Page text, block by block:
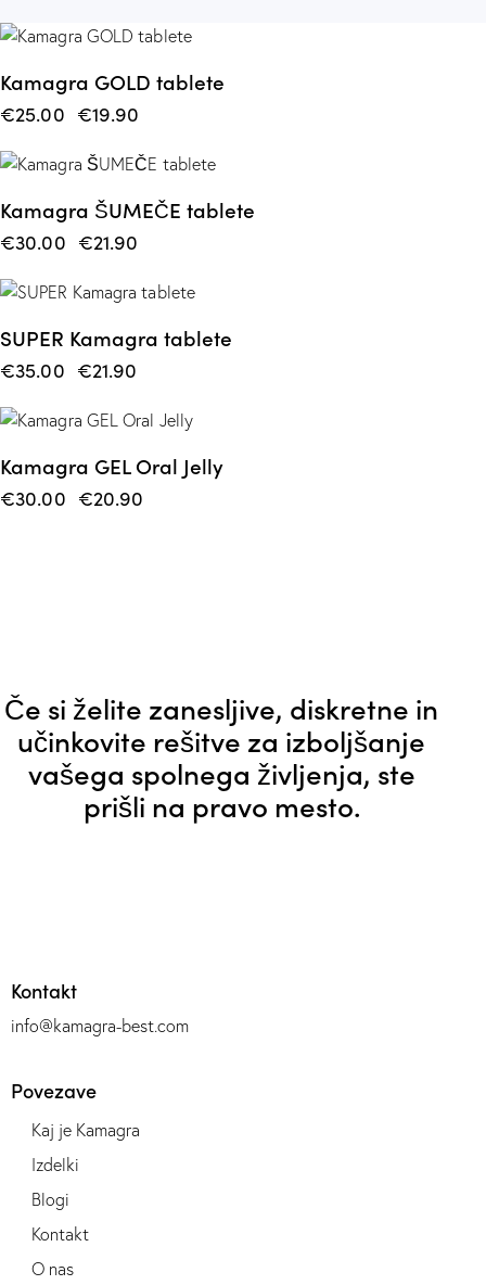
Kamagra GOLD tablete
€25.00 €19.90
Kamagra ŠUMEČE tablete
€30.00 €21.90
SUPER Kamagra tablete
€35.00 €21.90
Kamagra GEL Oral Jelly
€30.00 €20.90
Če si želite zanesljive, diskretne in
učinkovite rešitve za izboljšanje
vašega spolnega življenja, ste
prišli na pravo mesto.
Kontakt
info@kamagra-best.com
Povezave
Kaj je Kamagra
Izdelki
Blogi
Kontakt
O nas